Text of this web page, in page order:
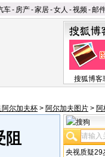
车- 房产-家居-女人 -视频-邮
搜狐博客
尔加夫杯 > 阿尔加夫图片 > 阿
阻
央视质疑29